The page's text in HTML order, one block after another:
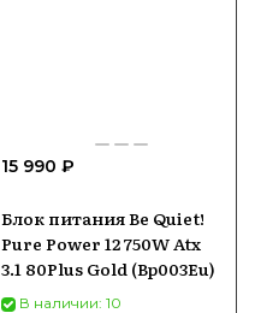
15 990 ₽
Блок питания Be Quiet!
Pure Power 12 750W Atx
3.1 80Plus Gold (Bp003Eu)
В наличии: 10